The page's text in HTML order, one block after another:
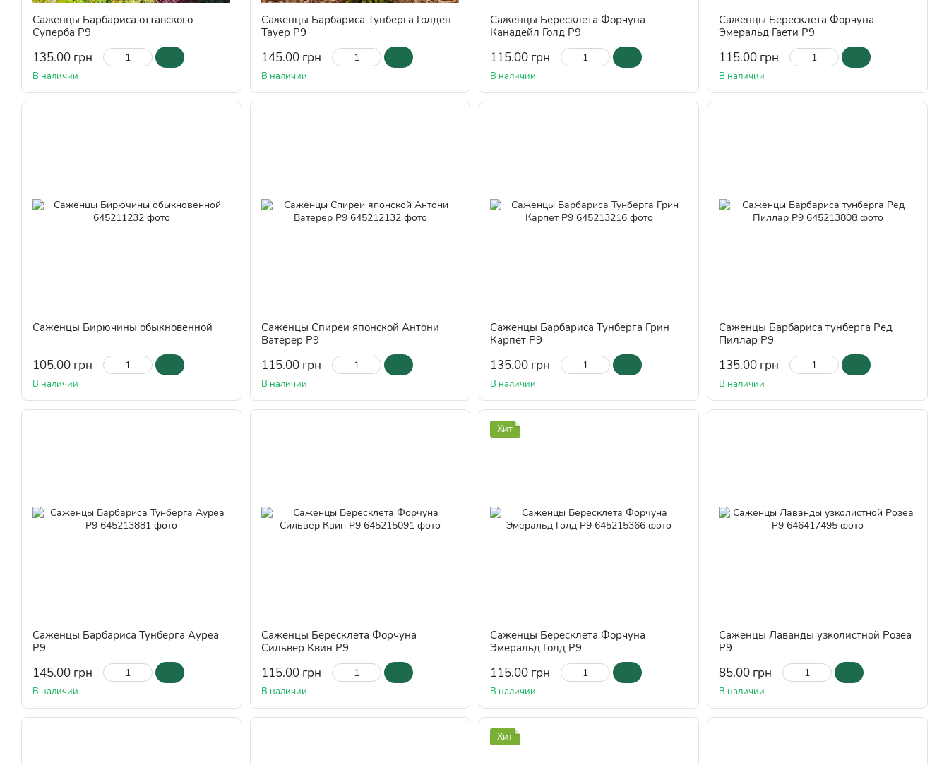
Саженцы Барбариса оттавского
Суперба Р9
135.00 грн
В наличии
Саженцы Барбариса Тунберга Голден
Тауер Р9
145.00 грн
В наличии
Саженцы Бересклета Форчуна
Канадейл Голд Р9
115.00 грн
В наличии
Саженцы Бересклета Форчуна
Эмеральд Гаети Р9
115.00 грн
В наличии
Саженцы Бирючины обыкновенной
105.00 грн
В наличии
Саженцы Спиреи японской Антони
Ватерер Р9
115.00 грн
В наличии
Саженцы Барбариса Тунберга Грин
Карпет Р9
135.00 грн
В наличии
Саженцы Барбариса тунберга Ред
Пиллар Р9
135.00 грн
В наличии
Саженцы Барбариса Тунберга Ауреа
Р9
145.00 грн
В наличии
Саженцы Бересклета Форчуна
Сильвер Квин Р9
115.00 грн
В наличии
Хит
Саженцы Бересклета Форчуна
Эмеральд Голд Р9
115.00 грн
В наличии
Саженцы Лаванды узколистной Розеа
Р9
85.00 грн
В наличии
Хит